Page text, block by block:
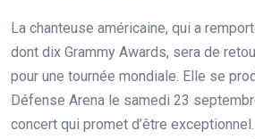
La chanteuse américaine, qui a
dont dix Grammy Awards, sera de
pour une tournée mondiale. Elle se
Défense Arena le samedi 23
concert qui promet d’être